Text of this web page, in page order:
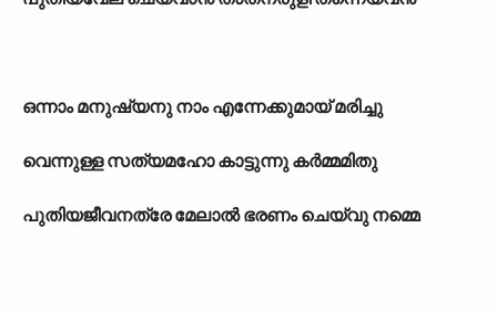
ഒന്നാം മനുഷ്യനു നാം എന്നേക്കുമായ് മരിച്ചു
വെന്നുള്ള സത്യമഹോ കാട്ടുന്നു കർമ്മമിതു
പുതിയജീവനത്രേ മേലാൽ ഭരണം ചെയ്‌വു നമ്മെ